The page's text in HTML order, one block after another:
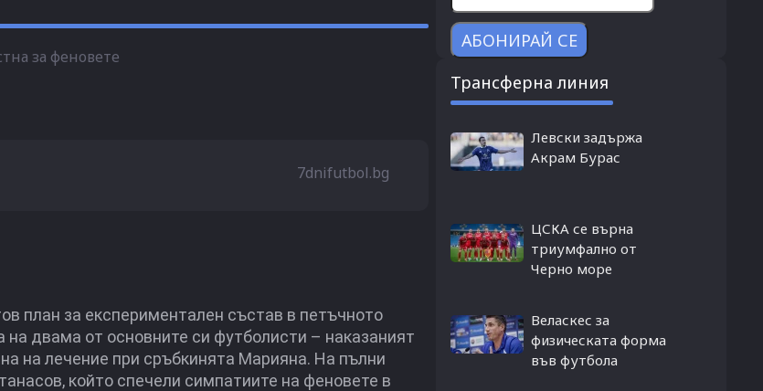
7dnifutbol.bg
план за експериментален състав в петъчното
двама от основните си футболисти – наказаният
на лечение при сръбкинята Марияна. На пълни
който спечели симпатиите на феновете в
Трансферна линия
Левски задържа
Акрам Бурас
ЦСКА се върна
триумфално от
Черно море
Веласкес за
физическата форма
във футбола